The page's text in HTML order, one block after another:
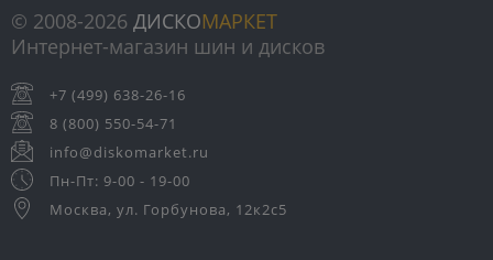
© 2008-2026 ДИСКОМАРКЕТ
Интернет-магазин шин и дисков
+7 (499) 638-26-16
8 (800) 550-54-71
info@diskomarket.ru
Пн-Пт: 9-00 - 19-00
Москва, ул. Горбунова, 12к2с5